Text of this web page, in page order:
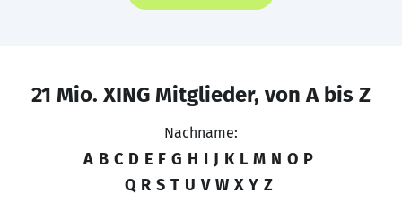
21 Mio. XING Mitglieder, von A bis Z
Nachname:
A B C D E F G H I J K L M N O P
Q R S T U V W X Y Z